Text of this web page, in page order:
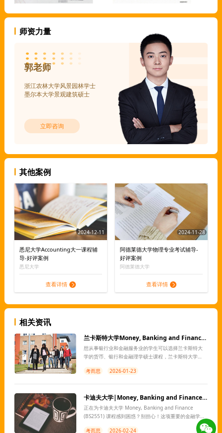
师资力量
郭老师
浙江农林大学风景园林学士
墨尔本大学景观建筑硕士
立即咨询
其他案例
2024-12-11
悉尼大学Accounting大一课程辅
导-好评案例
悉尼大学
查看详情
2024-11-28
阿德莱德大学物理专业考试辅导-
好评案例
阿德莱德大学
查看详情
相关资讯
兰卡斯特大学Money, Banking and Finance作业辅导
想从事银行业和金融服务业的学生可以选择兰卡斯特大
学的货币、银行和金融理学硕士课程，兰卡斯特大学
行业务至关重要的工具，或者让学生扮演监管者的角
考而思 2026-01-23
卡迪夫大学|Money, Banking and Finance|BS2551课程辅导
正在为卡迪夫大学 Money, Banking and Finance
(BS2551) 课程感到困惑？别担心！这项重要的金融学课
程涵盖了货币、银行和金融市场的核心概念，理解和掌
考而思 2026-02-24